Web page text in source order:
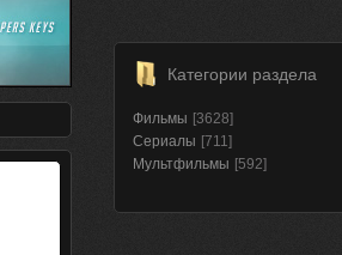
Категории раздела
Фильмы [3628]
Сериалы [711]
Мультфильмы [592]